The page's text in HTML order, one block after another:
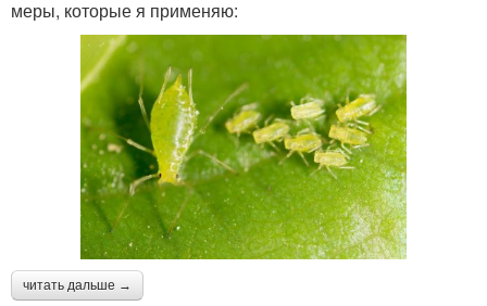
меры, которые я применяю:
читать дальше →